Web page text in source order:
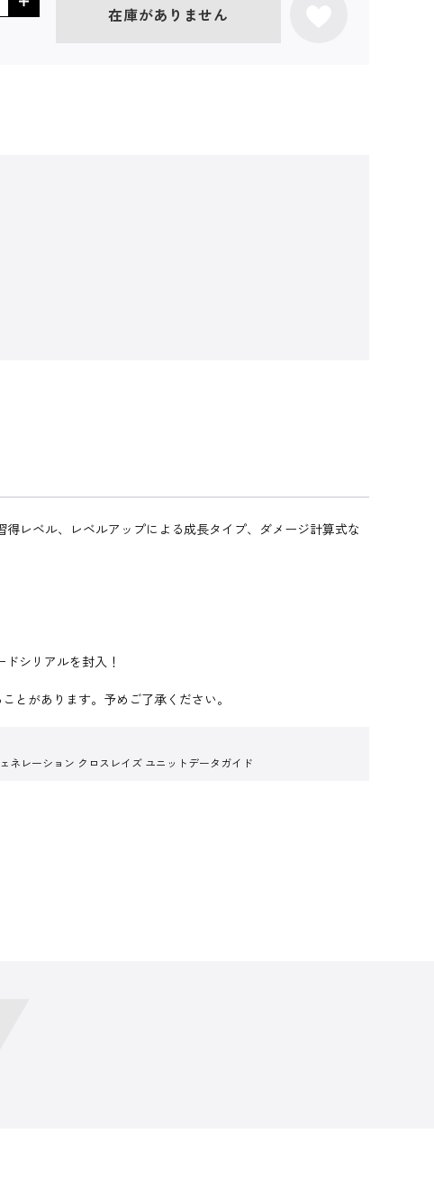
在庫がありません
レベル、レベルアップによる成長タイプ、ダメージ計算式な
シリアルを封入！
とがあります。予めご了承ください。
ネレーション クロスレイズ ユニットデータガイド